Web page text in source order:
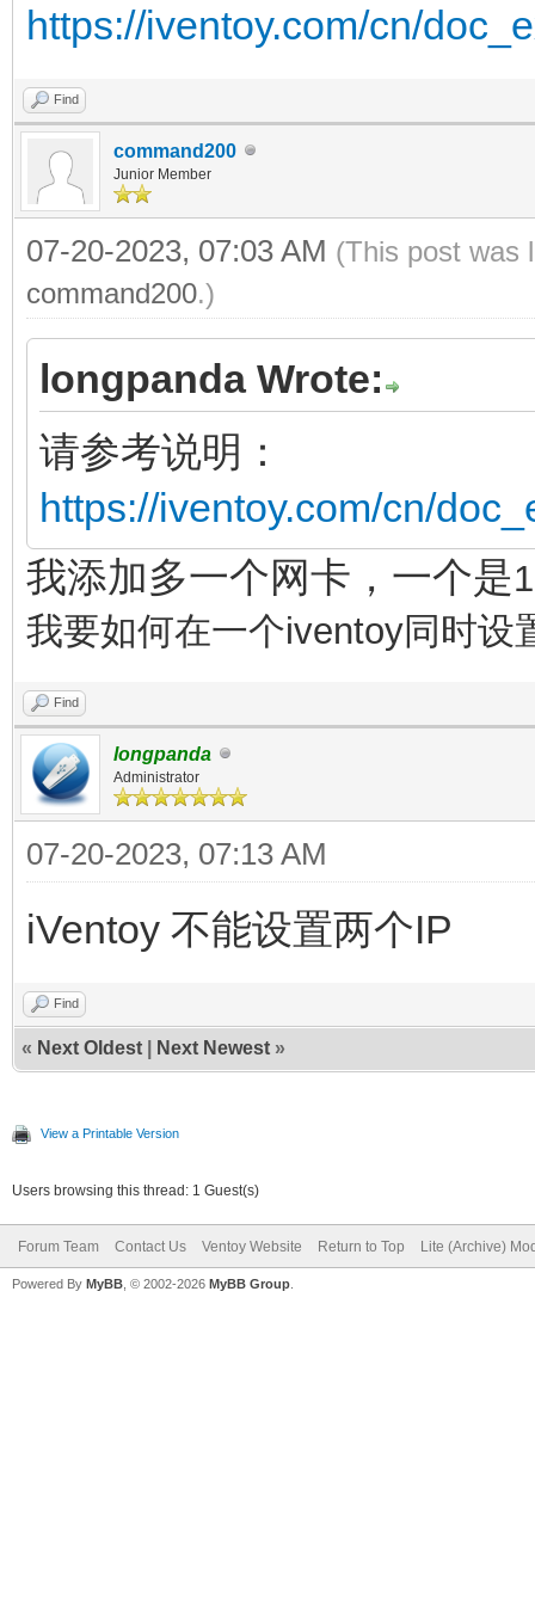
https://iventoy.com/cn/
Find
command200
Junior Member
07-20-2023, 07:03 AM (This post was
command200.)
longpanda Wrote:
请参考说明：
https://iventoy.com/cn/
我添加多一个网卡，一个是
我要如何在一个iventoy同时设
Find
longpanda
Administrator
07-20-2023, 07:13 AM
iVentoy 不能设置两个IP
Find
« Next Oldest Next Newest »
View a Printable Version
Users browsing this thread: 1 Guest(s)
Forum Team Contact Us Ventoy Website Return to Top Lite (Archive)
Powered By MyBB , © 2002-2026 MyBB Group